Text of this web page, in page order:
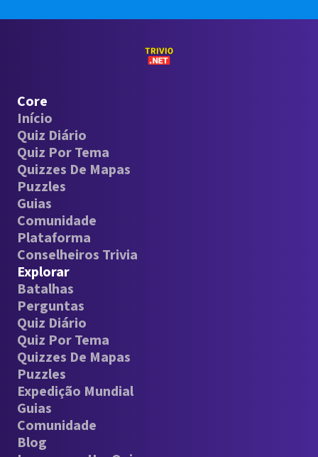
Core
Início
Quiz Diário
Quiz Por Tema
Quizzes De Mapas
Puzzles
Guias
Comunidade
Plataforma
Conselheiros Trivia
Explorar
Batalhas
Perguntas
Quiz Diário
Quiz Por Tema
Quizzes De Mapas
Puzzles
Expedição Mundial
Guias
Comunidade
Blog